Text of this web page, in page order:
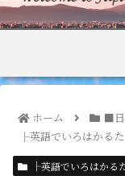
ホーム
■日
├英語でいろはかるた
├英語でいろはかる